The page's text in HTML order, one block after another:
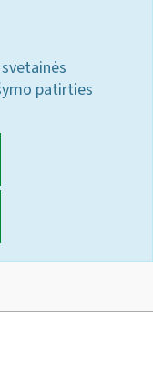
patirties